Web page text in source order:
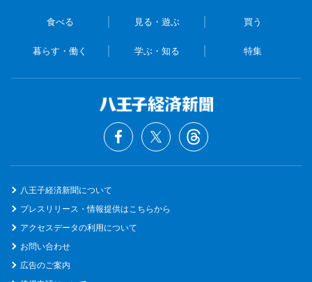
食べる 見る・遊ぶ 買う
暮らす・働く 学ぶ・知る 特集
八王子経済新聞について
プレスリリース・情報提供はこちらから
アクセスデータの利用について
お問い合わせ
広告のご案内